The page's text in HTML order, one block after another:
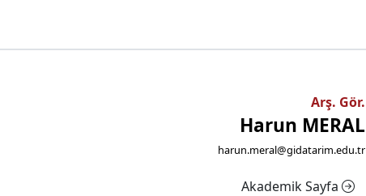
Arş. Gör.
Harun MERAL
harun.meral@gidatarim.edu.tr
Akademik Sayfa